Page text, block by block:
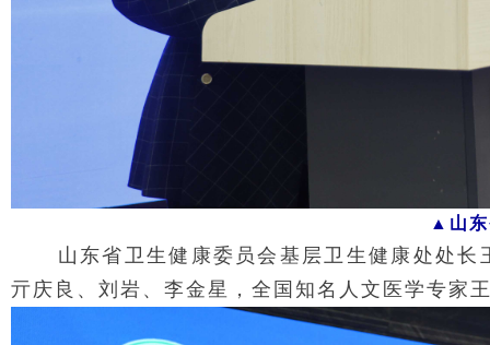
▲山东
山东省卫生健康委员会基层卫生健康处处
亓庆良、刘岩、李金星，全国知名人文医学专家